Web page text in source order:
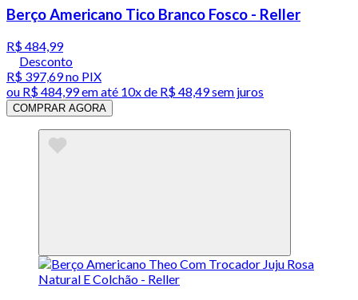
Berço Americano Tico Branco Fosco - Reller
R$ 484,99
Desconto
R$ 397,69no PIX
ou R$ 484,99em até 10x de R$ 48,49 sem juros
COMPRAR AGORA